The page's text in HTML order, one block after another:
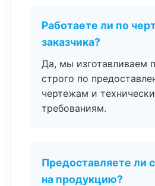
Работаете ли по
заказчика?
Да, мы изготавливаем
строго по
чертежам и
требованиям.
Предоставляете ли
на продукцию?